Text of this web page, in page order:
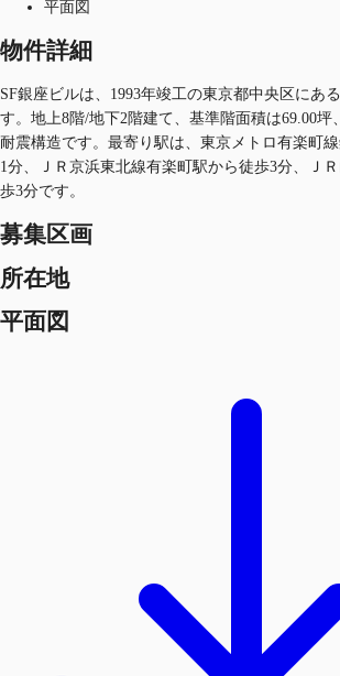
平面図
物件詳細
SF銀座ビルは、1993年竣工の東京都中央区にあ
す。地上8階/地下2階建て、基準階面積は69.00坪
耐震構造です。最寄り駅は、東京メトロ有楽町
1分、ＪＲ京浜東北線有楽町駅から徒歩3分、Ｊ
歩3分です。
募集区画
所在地
平面図